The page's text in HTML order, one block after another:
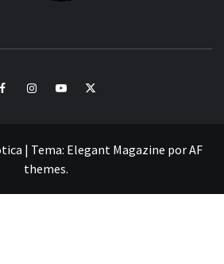
FacebookInstagramYoutubeTwitter
| Tema: Elegant Magazine porAF
themes.